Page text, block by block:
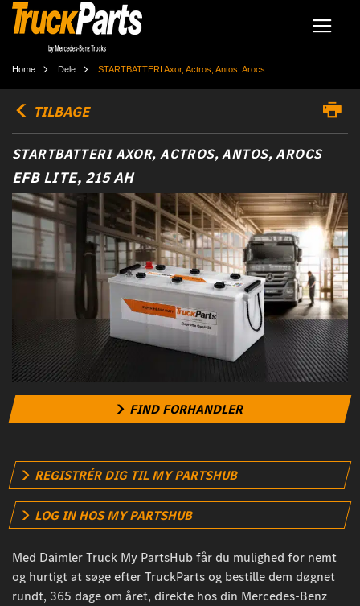
Home Dele STARTBATTERI Axor, Actros, Antos, Arocs
TILBAGE
STARTBATTERI AXOR, ACTROS, ANTOS, AROCS
EFB LITE, 215 AH
FIND FORHANDLER
REGISTRÉR DIG TIL MY PARTSHUB
LOG IN HOS MY PARTSHUB
Med Daimler Truck My PartsHub får du mulighed for nemt
og hurtigt at søge efter TruckParts og bestille dem døgnet
rundt, 365 dage om året, direkte hos din Mercedes-Benz